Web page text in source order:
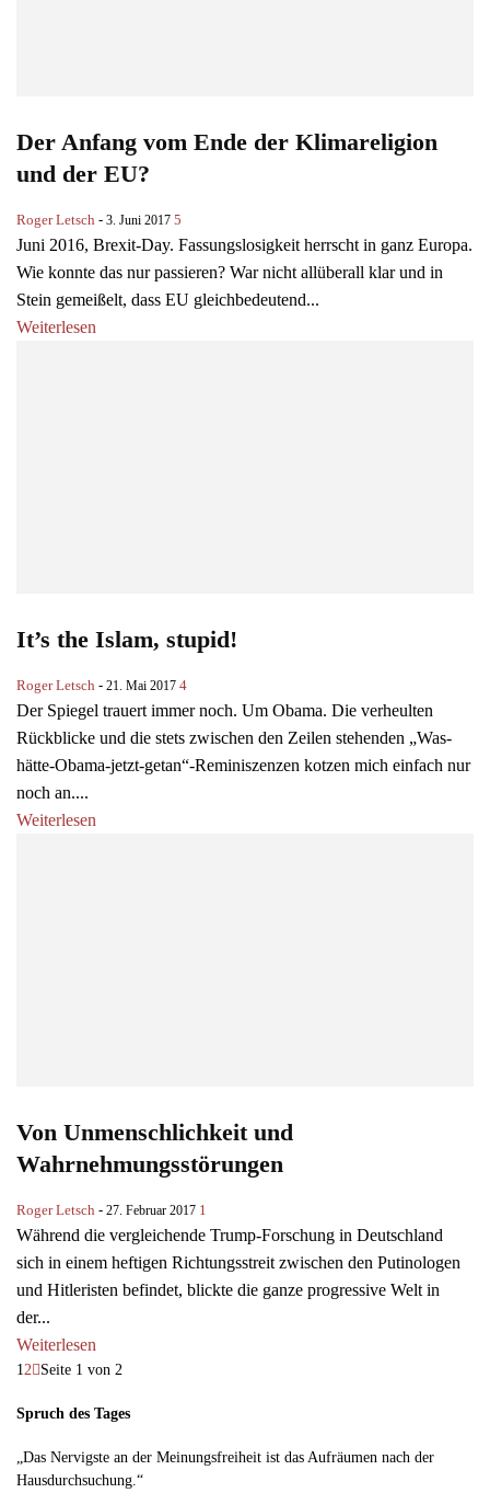
Der Anfang vom Ende der Klimareligion
und der EU?
Roger Letsch - 3. Juni 2017 5
Juni 2016, Brexit-Day. Fassungslosigkeit herrscht in ganz Europa.
Wie konnte das nur passieren? War nicht allüberall klar und in
Stein gemeißelt, dass EU gleichbedeutend...
Weiterlesen
It’s the Islam, stupid!
Roger Letsch - 21. Mai 2017 4
Der Spiegel trauert immer noch. Um Obama. Die verheulten
Rückblicke und die stets zwischen den Zeilen stehenden „Was-
hätte-Obama-jetzt-getan“-Reminiszenzen kotzen mich einfach nur
noch an....
Weiterlesen
Von Unmenschlichkeit und
Wahrnehmungsstörungen
Roger Letsch - 27. Februar 2017 1
Während die vergleichende Trump-Forschung in Deutschland
sich in einem heftigen Richtungsstreit zwischen den Putinologen
und Hitleristen befindet, blickte die ganze progressive Welt in
der...
Weiterlesen
12 Seite 1 von 2
Spruch des Tages
„Das Nervigste an der Meinungsfreiheit ist das Aufräumen nach der
Hausdurchsuchung.“